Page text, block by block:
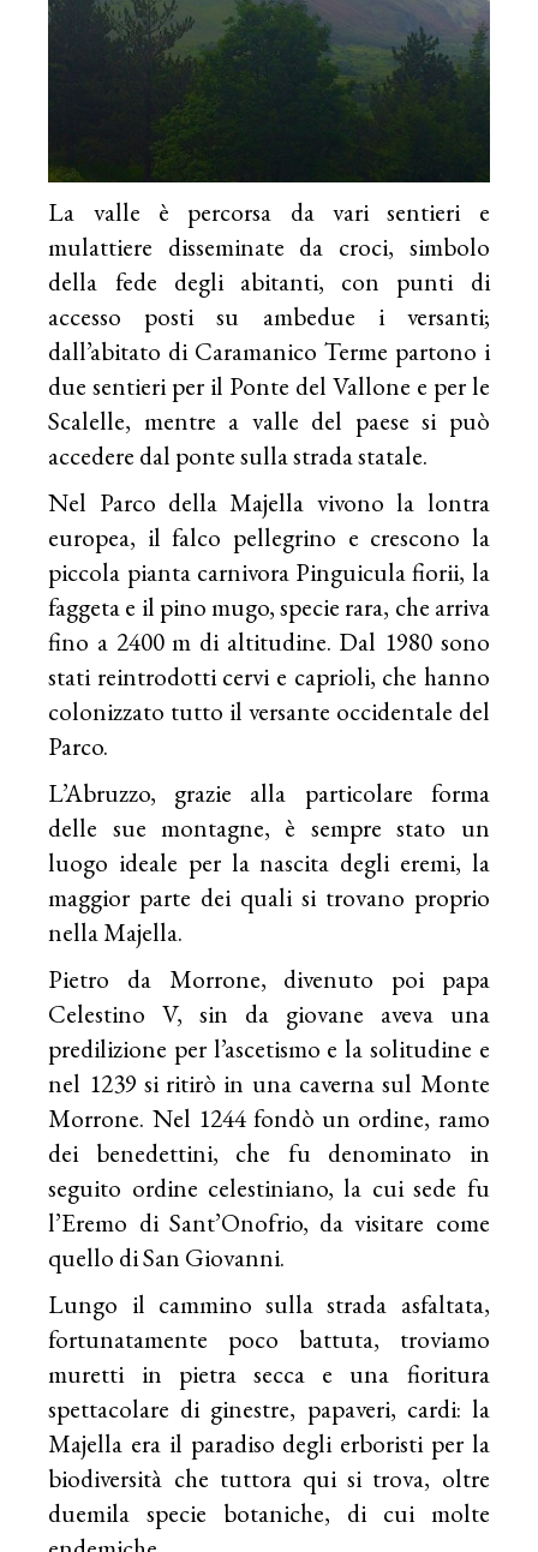
La valle è percorsa da vari sentieri e
mulattiere disseminate da croci, simbolo
della fede degli abitanti, con punti di
accesso posti su ambedue i versanti;
dall’abitato di Caramanico Terme partono i
due sentieri per il Ponte del Vallone e per le
Scalelle, mentre a valle del paese si può
accedere dal ponte sulla strada statale.
Nel Parco della Majella vivono la lontra
europea, il falco pellegrino e crescono la
piccola pianta carnivora Pinguicula fiorii, la
faggeta e il pino mugo, specie rara, che arriva
fino a 2400 m di altitudine. Dal 1980 sono
stati reintrodotti cervi e caprioli, che hanno
colonizzato tutto il versante occidentale del
Parco.
L’Abruzzo, grazie alla particolare forma
delle sue montagne, è sempre stato un
luogo ideale per la nascita degli eremi, la
maggior parte dei quali si trovano proprio
nella Majella.
Pietro da Morrone, divenuto poi papa
Celestino V, sin da giovane aveva una
predilizione per l’ascetismo e la solitudine e
nel 1239 si ritirò in una caverna sul Monte
Morrone. Nel 1244 fondò un ordine, ramo
dei benedettini, che fu denominato in
seguito ordine celestiniano, la cui sede fu
l’Eremo di Sant’Onofrio, da visitare come
quello di San Giovanni.
Lungo il cammino sulla strada asfaltata,
fortunatamente poco battuta, troviamo
muretti in pietra secca e una fioritura
spettacolare di ginestre, papaveri, cardi: la
Majella era il paradiso degli erboristi per la
biodiversità che tuttora qui si trova, oltre
duemila specie botaniche, di cui molte